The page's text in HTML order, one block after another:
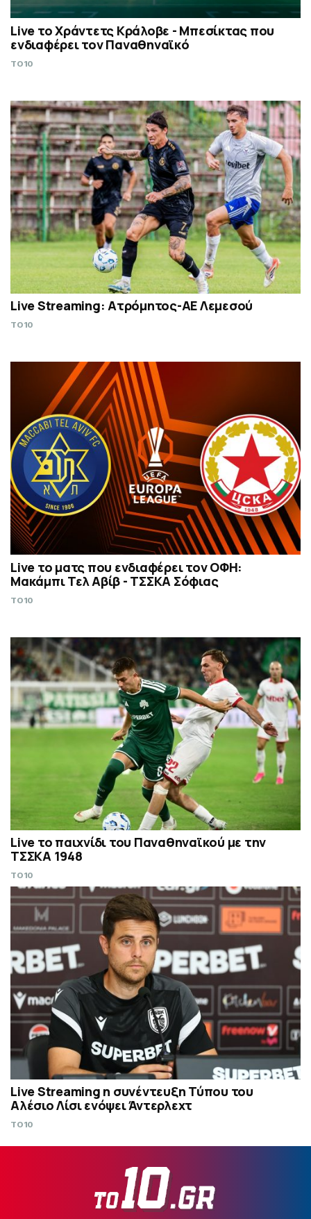
Live το Χράντετς Κράλοβε - Μπεσίκτας που
ενδιαφέρει τον Παναθηναϊκό
TO10
Live Streaming: Ατρόμητος-ΑΕ Λεμεσού
TO10
Live το ματς που ενδιαφέρει τον ΟΦΗ:
Μακάμπι Τελ Αβίβ - ΤΣΣΚΑ Σόφιας
TO10
Live το παιχνίδι του Παναθηναϊκού με την
ΤΣΣΚΑ 1948
TO10
Live Streaming η συνέντευξη Τύπου του
Αλέσιο Λίσι ενόψει Άντερλεχτ
TO10